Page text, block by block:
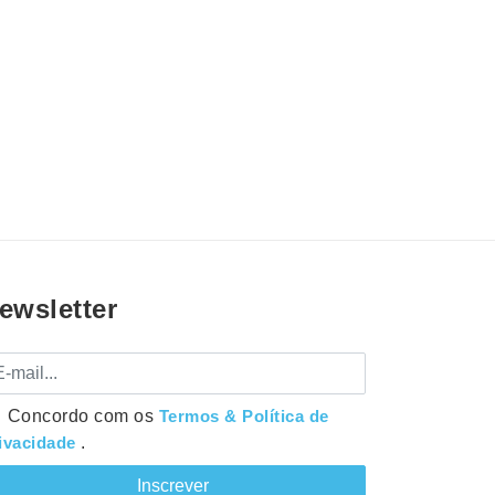
Concordo com os Termos & Política de
.